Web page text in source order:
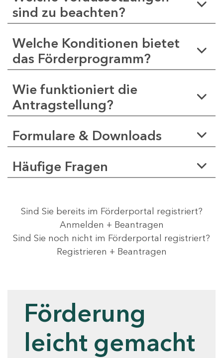
sind zu beachten?
Welche Konditionen bietet
das Förderprogramm?
Wie funktioniert die
Antragstellung?
Formulare & Downloads
Häufige Fragen
Sind Sie bereits im Förderportal registriert?
Anmelden + Beantragen
Sind Sie noch nicht im Förderportal registriert?
Registrieren + Beantragen
Förderung
leicht gemacht